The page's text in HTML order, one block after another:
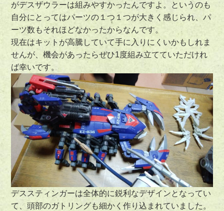
がデスザウラーは組みやすかったんですよ。というのも
自分にとってはパーツの１つ１つが大きく感じられ、パ
ーツ数もそれほどなかったからなんです。
現在はキットが高騰していて手に入りにくいかもしれま
せんが、機会があったらぜひ1度組み立てていただけれ
ば幸いです。
デススティンガーは全体的に鋭利なデザインとなってい
て、頭部のガトリングも細かく作り込まれていました。